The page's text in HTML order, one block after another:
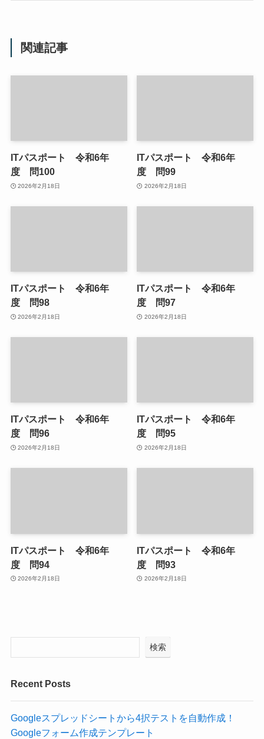
関連記事
ITパスポート 令和6年
度 問100
2026年2月18日
ITパスポート 令和6年
度 問99
2026年2月18日
ITパスポート 令和6年
度 問98
2026年2月18日
ITパスポート 令和6年
度 問97
2026年2月18日
ITパスポート 令和6年
度 問96
2026年2月18日
ITパスポート 令和6年
度 問95
2026年2月18日
ITパスポート 令和6年
度 問94
2026年2月18日
ITパスポート 令和6年
度 問93
2026年2月18日
検索
Recent Posts
Googleスプレッドシートから4択テストを自動作成！
Googleフォーム作成テンプレート